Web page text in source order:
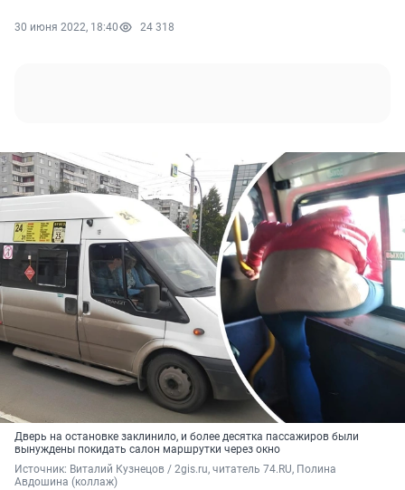
30 июня 2022, 18:40 24 318
Дверь на остановке заклинило, и более десятка пассажиров были
вынуждены покидать салон маршрутки через окно
Источник: Виталий Кузнецов / 2gis.ru, читатель 74.RU, Полина
Авдошина (коллаж)